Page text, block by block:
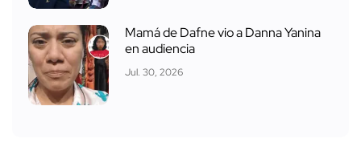
Mamá de Dafne vio a Danna Yanina
en audiencia
Jul. 30, 2026